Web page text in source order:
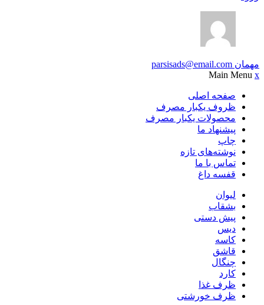
مهمان parsisads@email.com
Main Menu x
صفحه اصلی
ظروف یکبار مصرف
محصولات یکبار مصرف
پیشنهاد ما
چاپ
نوشته‌های تازه
تماس با ما
قفسه داغ
لیوان
بشقاب
پیش دستی
دیس
کاسه
قاشق
چنگال
کارد
ظرف غذا
ظرف خورشتی